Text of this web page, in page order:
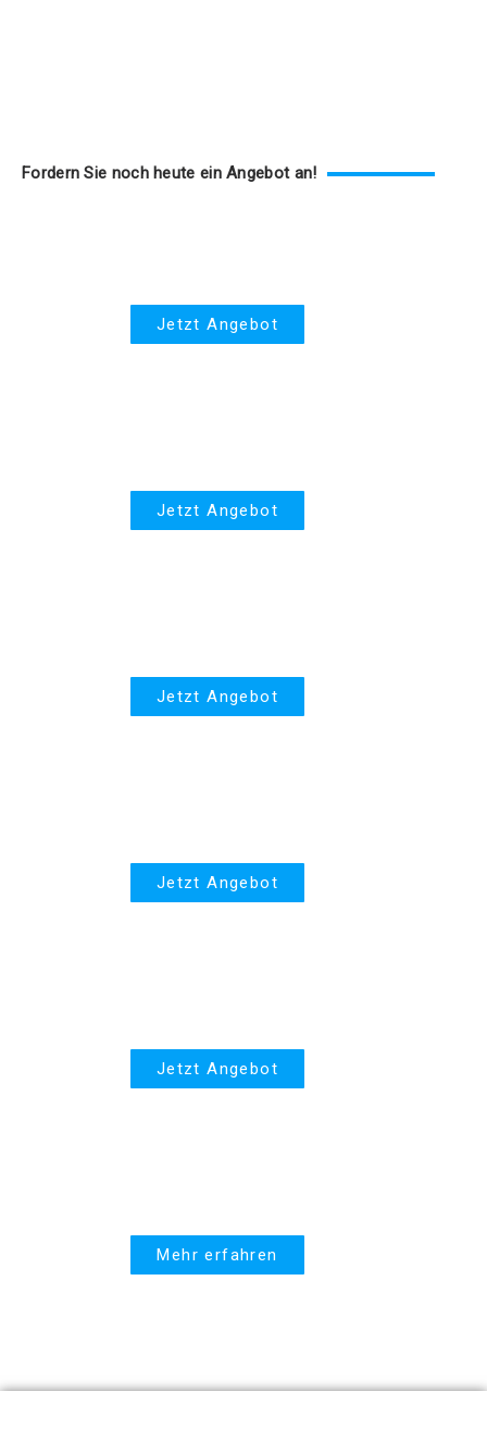
Fordern Sie noch heute ein Angebot an!
Jetzt Angebot
Jetzt Angebot
Jetzt Angebot
Jetzt Angebot
Jetzt Angebot
Mehr erfahren